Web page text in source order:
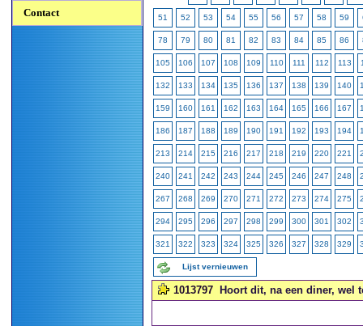
Contact 51 52 53 54 55 56 57 58 59
78 79 80 81 82 83 84 85 86
105 106 107 108 109 110 111 112 113
132 133 134 135 136 137 138 139 140
159 160 161 162 163 164 165 166 167
186 187 188 189 190 191 192 193 194
213 214 215 216 217 218 219 220 221
240 241 242 243 244 245 246 247 248
267 268 269 270 271 272 273 274 275
294 295 296 297 298 299 300 301 302
321 322 323 324 325 326 327 328 329
Lijst vernieuwen
1013797 Hoort dit, na een diner, wel